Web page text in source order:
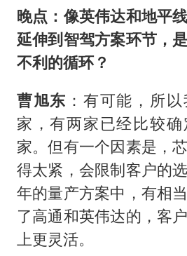
晚点：像英伟达和地平
延伸到智驾方案环节，
不利的循环？
曹旭东 ：有可能，所
家，有两家已经比较
家。但有一个因素是，
得太紧，会限制客户的
年的量产方案中，有相
了高通和英伟达的，客
上更灵活。